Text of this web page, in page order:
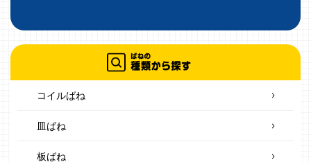
コイルばね
皿ばね
板ばね